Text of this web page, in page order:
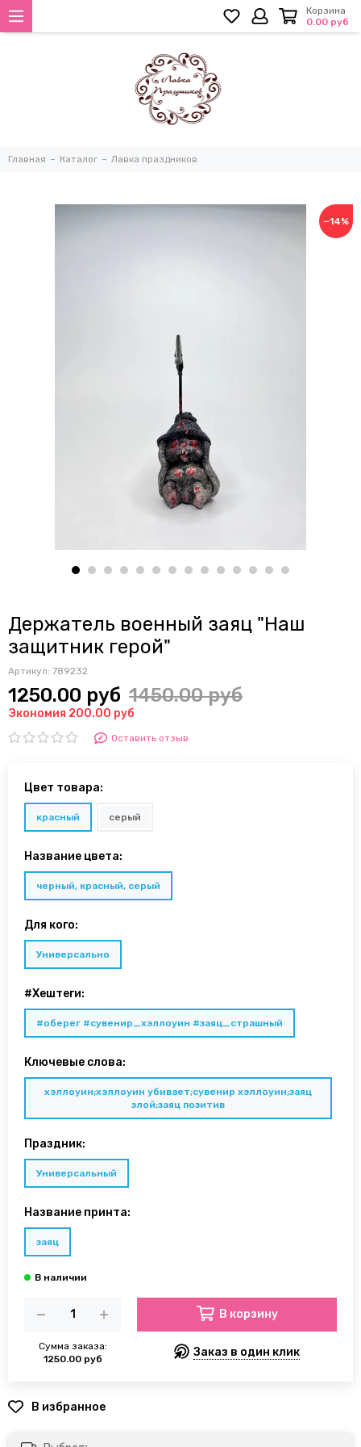
Корзина
0.00 руб
Главная Каталог Лавка праздников
−14%
Держатель военный заяц "Наш
защитник герой"
Артикул: 789232
1250.00 руб 1450.00 руб
Экономия 200.00 руб
Оставить отзыв
Цвет товара:
красный серый
Название цвета:
черный, красный, серый
Для кого:
Универсально
#Хештеги:
#оберег #сувенир_хэллоуин #заяц_страшный
Ключевые слова:
хэллоуин;хэллоуин убивает;сувенир хэллоуин;заяц
злой;заяц позитив
Праздник:
Универсальный
Название принта:
заяц
Сумма заказа:
1250.00 руб
В корзину
Заказ в один клик